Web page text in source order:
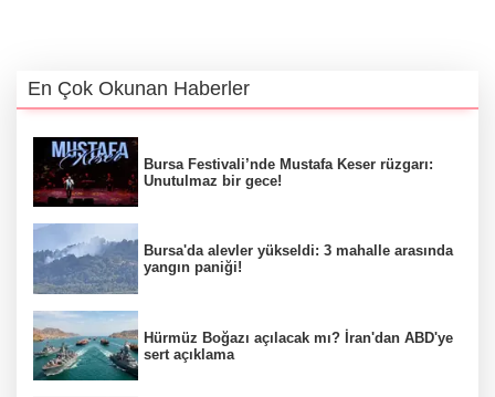
En Çok Okunan Haberler
Bursa Festivali’nde Mustafa Keser rüzgarı:
Unutulmaz bir gece!
Bursa'da alevler yükseldi: 3 mahalle arasında
yangın paniği!
Hürmüz Boğazı açılacak mı? İran'dan ABD'ye
sert açıklama